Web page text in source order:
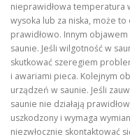
nieprawidłowa temperatura
wysoka lub za niska, może to
prawidłowo. Innym
saunie. Jeśli wilgotność w
skutkować szeregiem
i awariami pieca. Kolejnym
urządzeń w saunie. Jeśli
saunie nie działają
uszkodzony i wymaga
niezwłocznie skontaktować